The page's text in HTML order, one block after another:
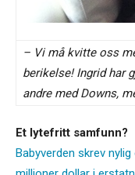
– Vi må kvitte oss
berikelse! Ingrid har
andre med Downs,
Et lytefritt samfunn?
Babyverden skrev